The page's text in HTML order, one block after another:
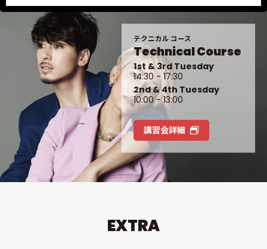
※先着順の受付となりますので、定員数になり次第順次
受付終了となります。
お申込み（ENTRY）については、各コースの “選択可能
な開催日程のみ” 申込手続きを進めることができます。
入力および選択内容に間違いのないよう、十分ご注意
ください。
テクニカル コース
Technical Course
1st & 3rd Tuesday
14:30 - 17:30
2nd & 4th Tuesday
10:00 - 13:00
講習会詳細
EXTRA
PEEK-A-BOOTools